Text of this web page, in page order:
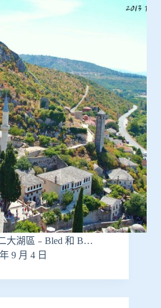
大湖區﹣Bled 和 B…
9 月 4 日